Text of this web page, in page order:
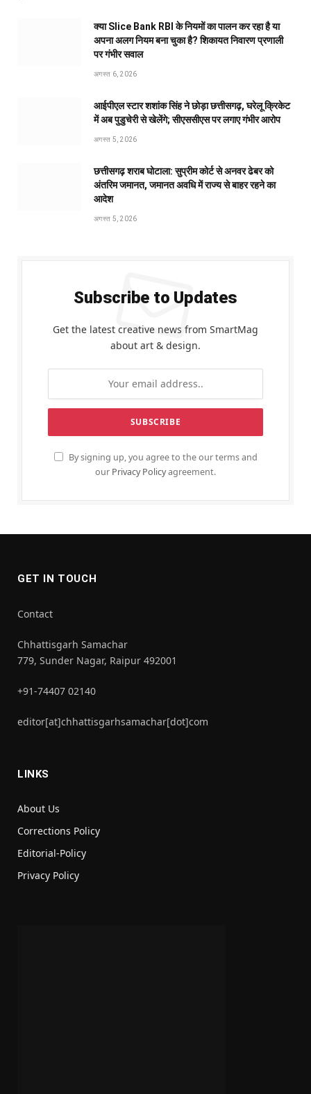
क्या Slice Bank RBI के नियमों का पालन कर रहा है या
अपना अलग नियम बना चुका है? शिकायत निवारण प्रणाली
पर गंभीर सवाल
अगस्त 6, 2026
आईपीएल स्टार शशांक सिंह ने छोड़ा छत्तीसगढ़, घरेलू क्रिकेट
में अब पुडुचेरी से खेलेंगे; सीएससीएस पर लगाए गंभीर आरोप
अगस्त 5, 2026
छत्तीसगढ़ शराब घोटाला: सुप्रीम कोर्ट से अनवर ढेबर को
अंतरिम जमानत, जमानत अवधि में राज्य से बाहर रहने का
आदेश
अगस्त 5, 2026
Subscribe to Updates
Get the latest creative news from SmartMag
about art & design.
By signing up, you agree to the our terms and
our Privacy Policyagreement.
GET IN TOUCH
Contact
Chhattisgarh Samachar
779, Sunder Nagar, Raipur 492001
+91-74407 02140
editor[at]chhattisgarhsamachar[dot]com
LINKS
About Us
Corrections Policy
Editorial-Policy
Privacy Policy